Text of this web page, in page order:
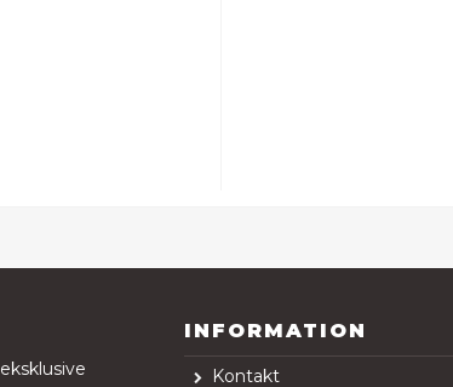
INFORMATION
Kontakt